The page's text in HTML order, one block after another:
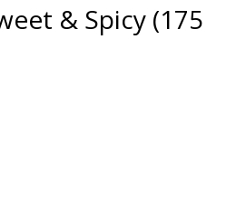
& Spicy (175